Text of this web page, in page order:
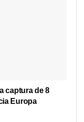
captura de 8
Europa